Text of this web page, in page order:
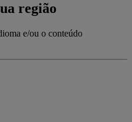
região
e/ou o conteúdo